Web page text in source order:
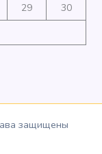
29
30
защищены